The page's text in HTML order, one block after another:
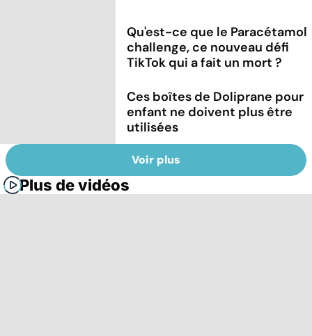
Qu'est-ce que le Paracétamol
challenge, ce nouveau défi
TikTok qui a fait un mort ?
Ces boîtes de Doliprane pour
enfant ne doivent plus être
utilisées
Voir plus
Plus de vidéos